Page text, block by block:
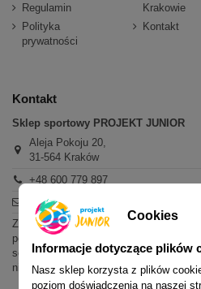
Regulamin
Polityka
prywatności
Krakowie
Kontakt
Kontakt
Sklep sportowy PROJEKT JUNIOR
Aleja Pokoju 20,
31-564 Kraków
+48 600 779 897
sklep@projektjunior.pl
Zapraszamy do sklepu stacjonarnego:
poniedziałek - piątek: 11.00-19.00
sobota: 10.00-14.00
niedziela (każda): nieczynne
Cookies
Informacje dotyczące plików
Nasz sklep korzysta z plików
poziom doświadczenia na naszej